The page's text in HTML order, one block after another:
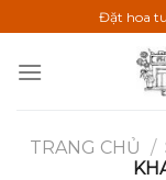
qua
nội
Đặt hoa
TRANG CHỦ /